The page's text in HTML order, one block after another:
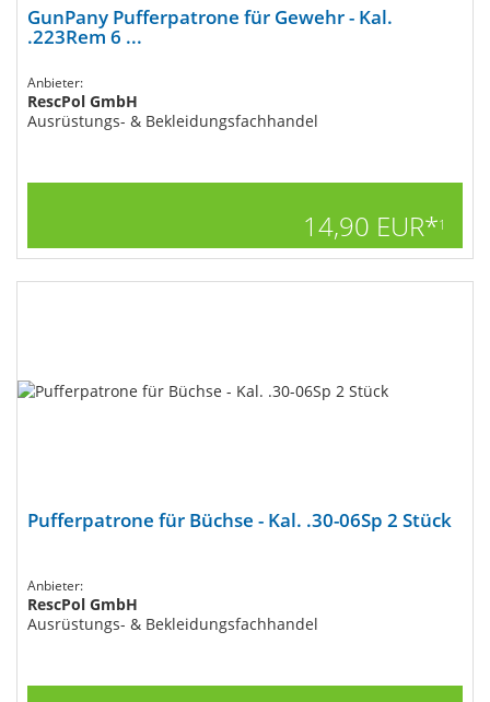
GunPany Pufferpatrone für Gewehr - Kal.
.223Rem 6 ...
Anbieter:
RescPol GmbH
Ausrüstungs- & Bekleidungsfachhandel
14,90 EUR*1
Pufferpatrone für Büchse - Kal. .30-06Sp 2 Stück
Anbieter:
RescPol GmbH
Ausrüstungs- & Bekleidungsfachhandel